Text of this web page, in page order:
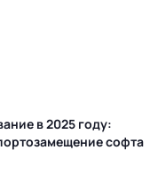
в 2025 году:
софта